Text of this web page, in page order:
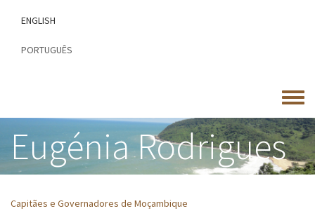
conteúdo
ENGLISH
PORTUGUÊS
Toggle
menu
Eugénia Rodrigues
Capitães e Governadores de Moçambique